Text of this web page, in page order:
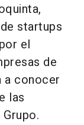
startups
el
de
a conocer
las